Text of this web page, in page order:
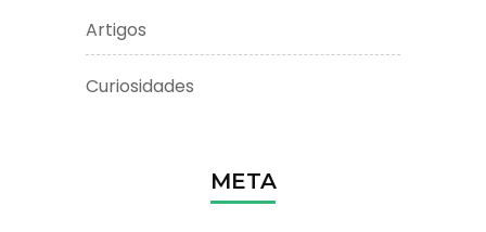
Artigos
Curiosidades
META